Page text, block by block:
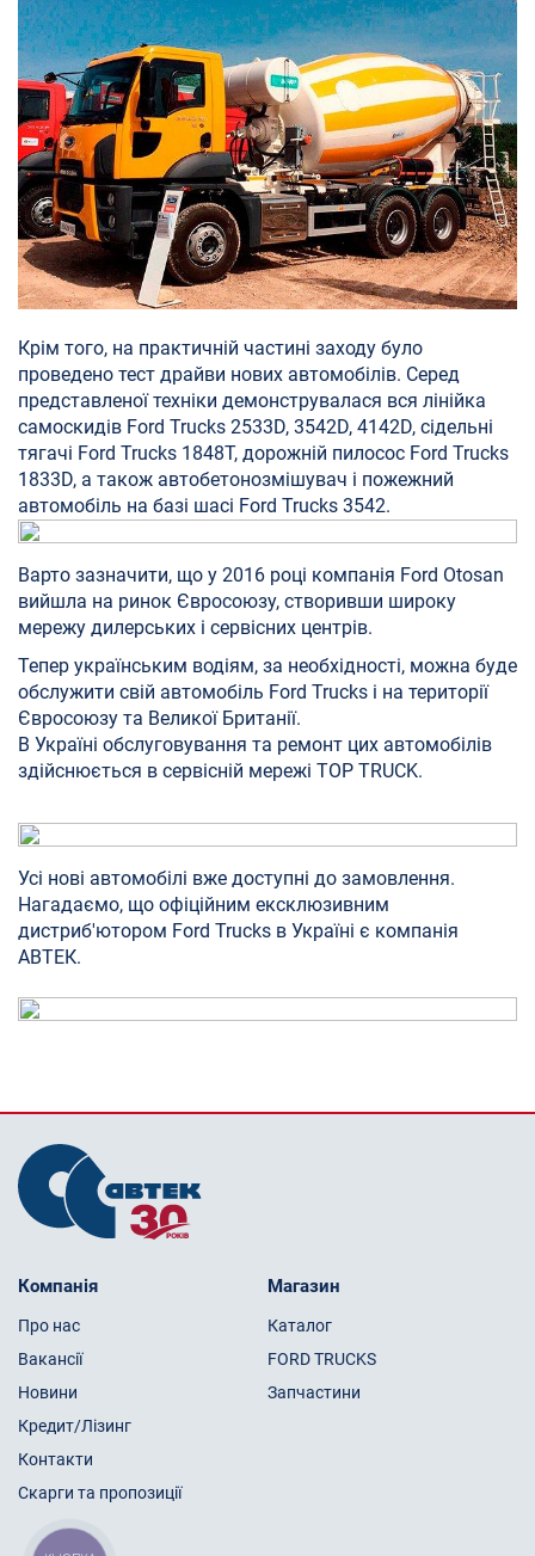
Крім того, на практичній частині заходу було
проведено тест драйви нових автомобілів. Серед
представленої техніки демонструвалася вся лінійка
самоскидів Ford Trucks 2533D, 3542D, 4142D, сідельні
тягачі Ford Trucks 1848T, дорожній пилосос Ford Trucks
1833D, а також автобетонозмішувач і пожежний
автомобіль на базі шасі Ford Trucks 3542.
Варто зазначити, що у 2016 році компанія Ford Otosan
вийшла на ринок Євросоюзу, створивши широку
мережу дилерських і сервісних центрів.
Тепер українським водіям, за необхідності, можна буде
обслужити свій автомобіль Ford Trucks і на території
Євросоюзу та Великої Британії.
В Україні обслуговування та ремонт цих автомобілів
здійснюється в сервісній мережі TOP TRUCK.
Усі нові автомобілі вже доступні до замовлення.
Нагадаємо, що офіційним ексклюзивним
дистриб'ютором Ford Trucks в Україні є компанія
АВТЕК.
Компанія
Про нас
Вакансії
Новини
Кредит/Лізинг
Контакти
Скарги та пропозиції
Магазин
Каталог
FORD TRUCKS
Запчастини